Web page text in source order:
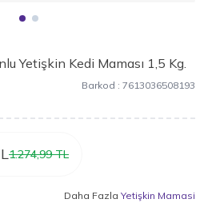
Yetişkin Kedi Maması 1,5 Kg.
Barkod : 7613036508193
1.274,99TL
Daha Fazla Yetişkin Mamasi